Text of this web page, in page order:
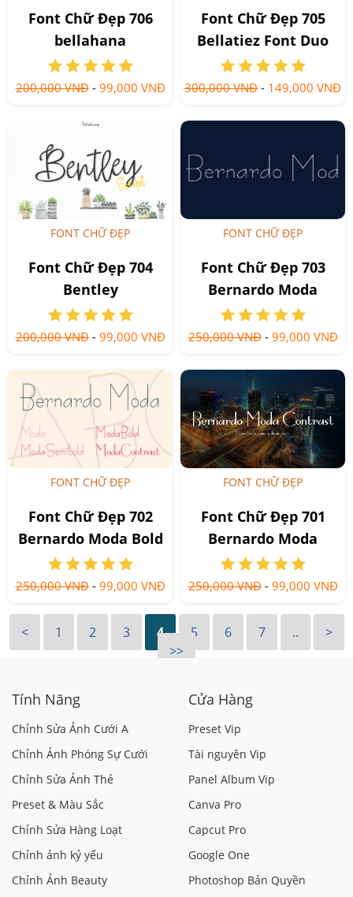
Font Chữ Đẹp 706
bellahana
200,000 VNĐ- 99,000 VNĐ
Font Chữ Đẹp 705
Bellatiez Font Duo
300,000 VNĐ - 149,000 VNĐ
FONT CHỮ ĐẸP
Font Chữ Đẹp 704
Bentley
200,000 VNĐ- 99,000 VNĐ
FONT CHỮ ĐẸP
Font Chữ Đẹp 703
Bernardo Moda
250,000 VNĐ- 99,000 VNĐ
FONT CHỮ ĐẸP
Font Chữ Đẹp 702
Bernardo Moda Bold
250,000 VNĐ- 99,000 VNĐ
FONT CHỮ ĐẸP
Font Chữ Đẹp 701
Bernardo Moda
contrast
250,000 VNĐ- 99,000 VNĐ
< 1 2 3 4 5 6 7 ..
>
>>
Tính Năng
Chỉnh Sửa Ảnh Cưới A
Chỉnh Ảnh Phóng Sự Cưới
Chỉnh Sửa Ảnh Thẻ
Preset & Màu Sắc
Chỉnh Sửa Hàng Loạt
Chỉnh ảnh kỷ yếu
Chỉnh Ảnh Beauty
Cửa Hàng
Preset Vip
Tài nguyên Vip
Panel Album Vip
Canva Pro
Capcut Pro
Google One
Photoshop Bản Quyền